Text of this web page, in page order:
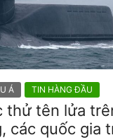
Á TIN HÀNG ĐẦU
thử tên lửa
các quốc gia